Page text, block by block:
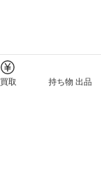
買取 持ち物 出品